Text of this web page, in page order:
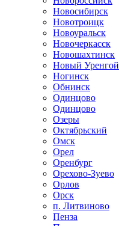
Новосибирск
Новотроицк
Новоуральск
Новочеркасск
Новошахтинск
Новый Уренгой
Ногинск
Обнинск
Одинцово
Одинцово
Озеры
Октябрьский
Омск
Орел
Оренбург
Орехово-Зуево
Орлов
Орск
п. Литвиново
Пенза